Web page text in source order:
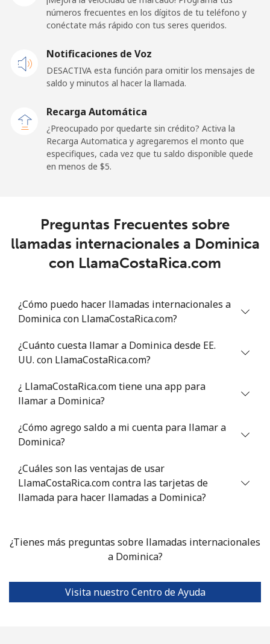
⁦31.5¢⁩ 15 min por ⁦$5⁩
Celular ⁦15.5¢⁩ 32 min por ⁦$5⁩ ⁦14¢⁩
números frecuentes en los dígitos de tu teléfono y
conéctate más rápido con tus seres queridos.
Notificaciones de Voz
DESACTIVA esta función para omitir los mensajes de
saldo y minutos al hacer la llamada.
Recarga Automática
¿Preocupado por quedarte sin crédito? Activa la
Recarga Automatica y agregaremos el monto que
especifiques, cada vez que tu saldo disponible quede
en menos de ⁦$5⁩.
Preguntas Frecuentes sobre
llamadas internacionales a Dominica
con LlamaCostaRica.com
¿Cómo puedo hacer llamadas internacionales a
Dominica con LlamaCostaRica.com?
¿Cuánto cuesta llamar a Dominica desde EE.
UU. con LlamaCostaRica.com?
¿ LlamaCostaRica.com tiene una app para
llamar a Dominica?
¿Cómo agrego saldo a mi cuenta para llamar a
Dominica?
¿Cuáles son las ventajas de usar
LlamaCostaRica.com contra las tarjetas de
llamada para hacer llamadas a Dominica?
¿Tienes más preguntas sobre llamadas internacionales
a Dominica?
Visita nuestro Centro de Ayuda